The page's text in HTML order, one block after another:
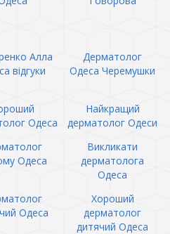
Алла
відгуки
Дерматолог
Одеса Черемушки
Одеса
Найкращий
дерматолог Одеси
Одеса
Викликати
дерматолога
Одеса
Одеса
Хороший
дерматолог
дитячий Одеса